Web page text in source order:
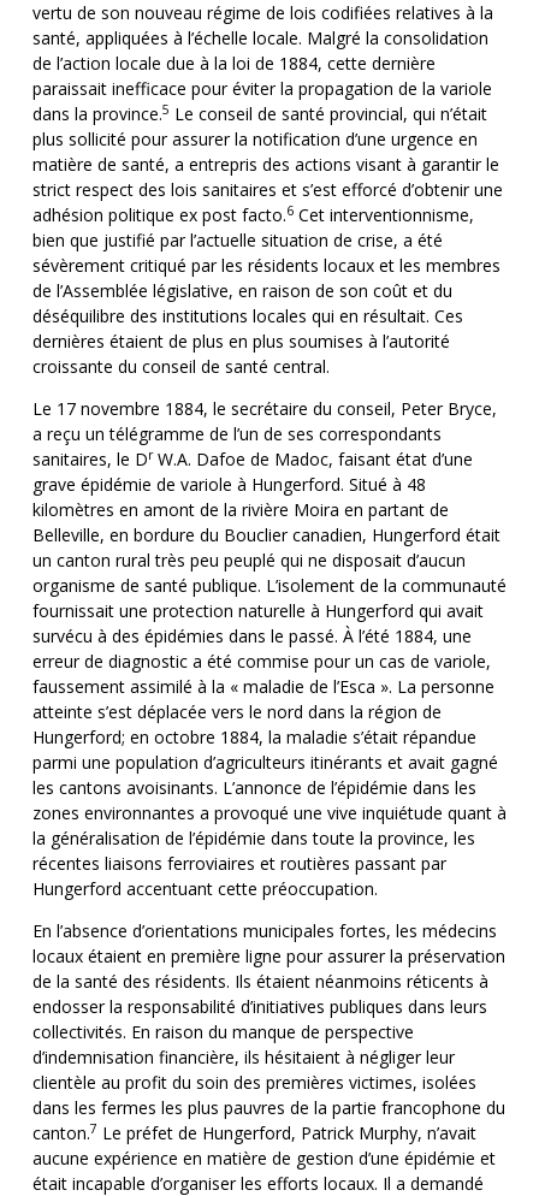
vertu de son nouveau régime de lois codifiées relatives à la
santé, appliquées à l’échelle locale. Malgré la consolidation
de l’action locale due à la loi de 1884, cette dernière
paraissait inefficace pour éviter la propagation de la variole
dans la province.5 Le conseil de santé provincial, qui n’était
plus sollicité pour assurer la notification d’une urgence en
matière de santé, a entrepris des actions visant à garantir le
strict respect des lois sanitaires et s’est efforcé d’obtenir une
adhésion politique ex post facto.6Cet interventionnisme,
bien que justifié par l’actuelle situation de crise, a été
sévèrement critiqué par les résidents locaux et les membres
de l’Assemblée législative, en raison de son coût et du
déséquilibre des institutions locales qui en résultait. Ces
dernières étaient de plus en plus soumises à l’autorité
croissante du conseil de santé central.
Le 17 novembre 1884, le secrétaire du conseil, Peter Bryce,
a reçu un télégramme de l’un de ses correspondants
sanitaires, le DrW.A. Dafoe de Madoc, faisant état d’une
grave épidémie de variole à Hungerford. Situé à 48
kilomètres en amont de la rivière Moira en partant de
Belleville, en bordure du Bouclier canadien, Hungerford était
un canton rural très peu peuplé qui ne disposait d’aucun
organisme de santé publique. L’isolement de la communauté
fournissait une protection naturelle à Hungerford qui avait
survécu à des épidémies dans le passé. À l’été 1884, une
erreur de diagnostic a été commise pour un cas de variole,
faussement assimilé à la « maladie de l’Esca ». La personne
atteinte s’est déplacée vers le nord dans la région de
Hungerford; en octobre 1884, la maladie s’était répandue
parmi une population d’agriculteurs itinérants et avait gagné
les cantons avoisinants. L’annonce de l’épidémie dans les
zones environnantes a provoqué une vive inquiétude quant à
la généralisation de l’épidémie dans toute la province, les
récentes liaisons ferroviaires et routières passant par
Hungerford accentuant cette préoccupation.
En l’absence d’orientations municipales fortes, les médecins
locaux étaient en première ligne pour assurer la préservation
de la santé des résidents. Ils étaient néanmoins réticents à
endosser la responsabilité d’initiatives publiques dans leurs
collectivités. En raison du manque de perspective
d’indemnisation financière, ils hésitaient à négliger leur
clientèle au profit du soin des premières victimes, isolées
dans les fermes les plus pauvres de la partie francophone du
canton.7 Le préfet de Hungerford, Patrick Murphy, n’avait
aucune expérience en matière de gestion d’une épidémie et
était incapable d’organiser les efforts locaux. Il a demandé